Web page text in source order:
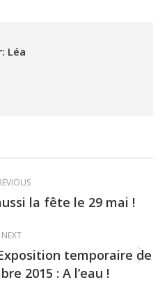
Léa
Previousla fête le 29 mai !
NEXT
Next
post:
temporaire de
2015 : A l’eau !